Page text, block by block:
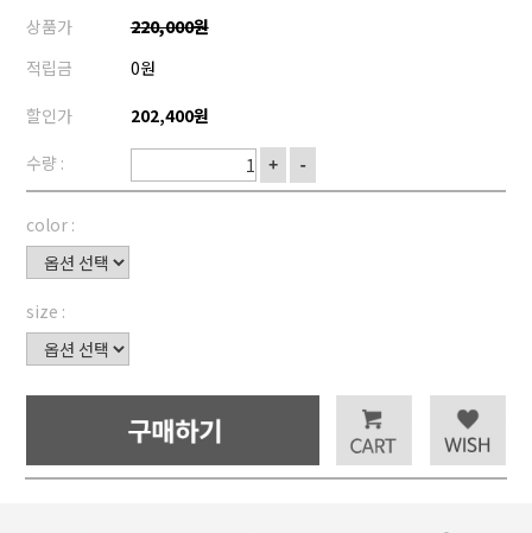
상품가
220,000원
적립금
0원
할인가
202,400원
수량 :
+ -
color :
size :